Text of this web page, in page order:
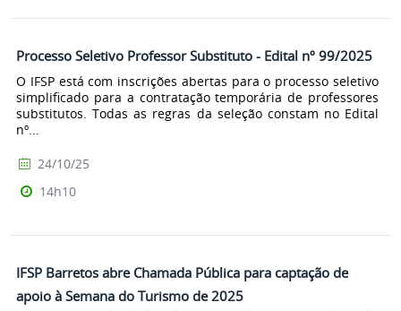
Processo Seletivo Professor Substituto - Edital nº 99/2025
O IFSP está com inscrições abertas para o processo seletivo
simplificado para a contratação temporária de professores
substitutos. Todas as regras da seleção constam no Edital
nº...
24/10/25
14h10
IFSP Barretos abre Chamada Pública para captação de
apoio à Semana do Turismo de 2025